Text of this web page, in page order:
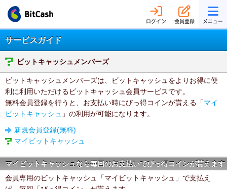
ログイン 会員登録 メニュー
サービスガイド
ビットキャッシュメンバーズ
ビットキャッシュメンバーズは、ビットキャッシュをよりお得に便
利に利用いただけるビットキャッシュ会員サービスです。
無料会員登録を行うと、お支払い時にびっ得コインが貰える「マイ
ビットキャッシュ 」の利用が可能になります。
新規会員登録(無料)
マイビットキャッシュ
マイビットキャッシュなら毎回のお支払いでびっ得コインが貰えます
会員専用のビットキャッシュ「マイビットキャッシュ」で支払え